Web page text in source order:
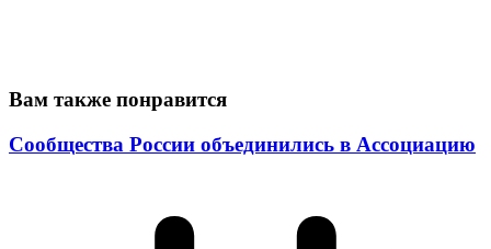
Вам также понравится
Сообщества России объединились в Ассоциацию